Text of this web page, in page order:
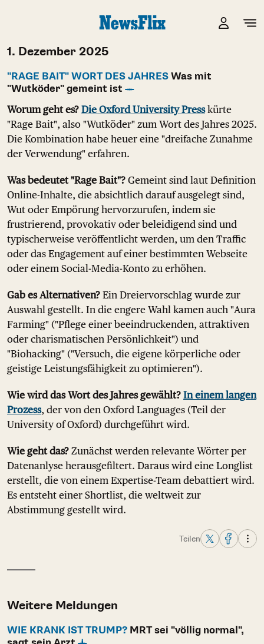
1. Dezember 2025
"RAGE BAIT" WORT DES JAHRES Was mit
"Wutköder" gemeint ist
Worum geht es? Die Oxford University Presskürte
"Rage Bait", also "Wutköder" zum Wort des Jahres 2025.
Die Kombination habe heuer eine "dreifache Zunahme
der Verwendung" erfahren.
Was bedeutet "Rage Bait"? Gemeint sind laut Definition
Online-Inhalte, die absichtlich darauf ausgelegt sind,
Wut oder Empörung hervorzurufen, indem sie
frustrierend, provokativ oder beleidigend sind und
typischerweise veröffentlicht werden, um den Traffic
oder das Engagement auf einer bestimmten Webseite
oder einem Social-Media-Konto zu erhöhen.
Gab es Alternativen? Ein Dreiervorschlag wurde zur
Auswahl gestellt. In die engere Wahl kamen auch "Aura
Farming" ("Pflege einer beeindruckenden, attraktiven
oder charismatischen Persönlichkeit") und
"Biohacking" ("Versuch, die eigene körperliche oder
geistige Leistungsfähigkeit zu optimieren").
Wie wird das Wort des Jahres gewählt? In einem langen
Prozess, der von den Oxford Languages (Teil der
University of Oxford) durchgeführt wird.
Wie geht das? Zunächst werden relevante Wörter per
Datenanlyse herausgefiltert. Daraus wird eine Longlist
erstellt, die von einem Expertise-Team debattiert wird.
Es entsteht einer Shortlist, die weltweit zur
Abstimmung gestellt wird.
Teilen
Weitere Meldungen
WIE KRANK IST TRUMP? MRT sei "völlig normal",